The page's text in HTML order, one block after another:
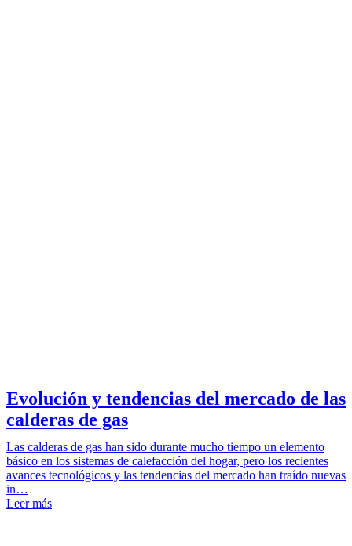
Evolución y tendencias del mercado de las
calderas de gas
Las calderas de gas han sido durante mucho tiempo un elemento
básico en los sistemas de calefacción del hogar, pero los recientes
avances tecnológicos y las tendencias del mercado han traído nuevas
in…
Leer más